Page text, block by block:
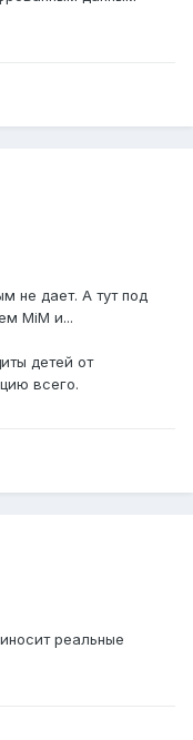
не дает. А тут под
MiM и...
детей от
всего.
реальные